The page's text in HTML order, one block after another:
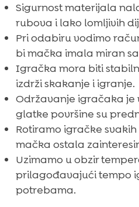
Sigurnost materijala
rubova i lako lomljivih
Pri odabiru vodimo
bi mačka imala miran
Igračka mora biti
izdrži skakanje i igranje.
Održavanje igračaka je
glatke površine su
Rotiramo igračke
mačka ostala
Uzimamo u obzir
prilagođavajući tempo
potrebama.